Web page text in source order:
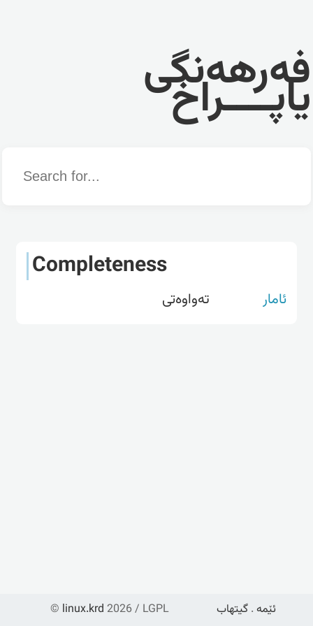
فەرهەنگی
یاپــــراخ
Word
Completeness
ئامار تەواوەتی
© linux.krd 2026 / LGPL ئێمە . گیتهاب